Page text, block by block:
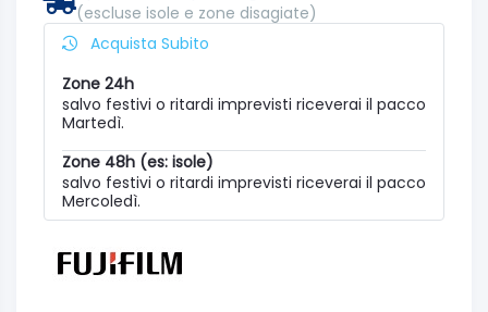
(escluse isole e zone disagiate)
Acquista Subito
Zone 24h
salvo festivi o ritardi imprevisti riceverai il pacco
Martedì.
Zone 48h (es: isole)
salvo festivi o ritardi imprevisti riceverai il pacco
Mercoledì.